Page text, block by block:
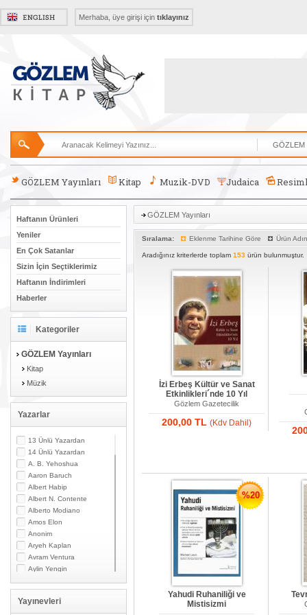
Merhaba, üye girişi için tıklayınız
GÖZLEM Yayınları Kitap Muzik-DVD Judaica
Haftanın Ürünleri
Yeniler
En Çok Satanlar
Sizin İçin Seçtiklerimiz
Haftanın İndirimleri
Haberler
Kategoriler
GÖZLEM Yayınları
Kitap
Müzik
Yazarlar
13 Ünlü Yazardan
14 Ünlü Yazardan
A. B. Yehoshua
Aaron Baruch
Albert Habip
Albert N. Contente
Alberto Modiano
Amos Elon
Anonim
Aryeh Kaplan
Avram Ventura
Aylin Yengin
Beki Bardavid
Beki L. Bahar
Yayınevleri
GÖZLEM Yayınları
Sıralama: Eklenme Tarihine Göre Ürün
Aradığınız kriterlerde toplam 153 ürün bulunmuştur.
İzi Erbeş Kültür ve Sanat
Etkinlikleri´nde 10 Yıl
Gözlem Gazetecilik
200,00 TL(Kdv Dahil)
%20
Yahudi Ruhaniliği ve
Mistisizmi